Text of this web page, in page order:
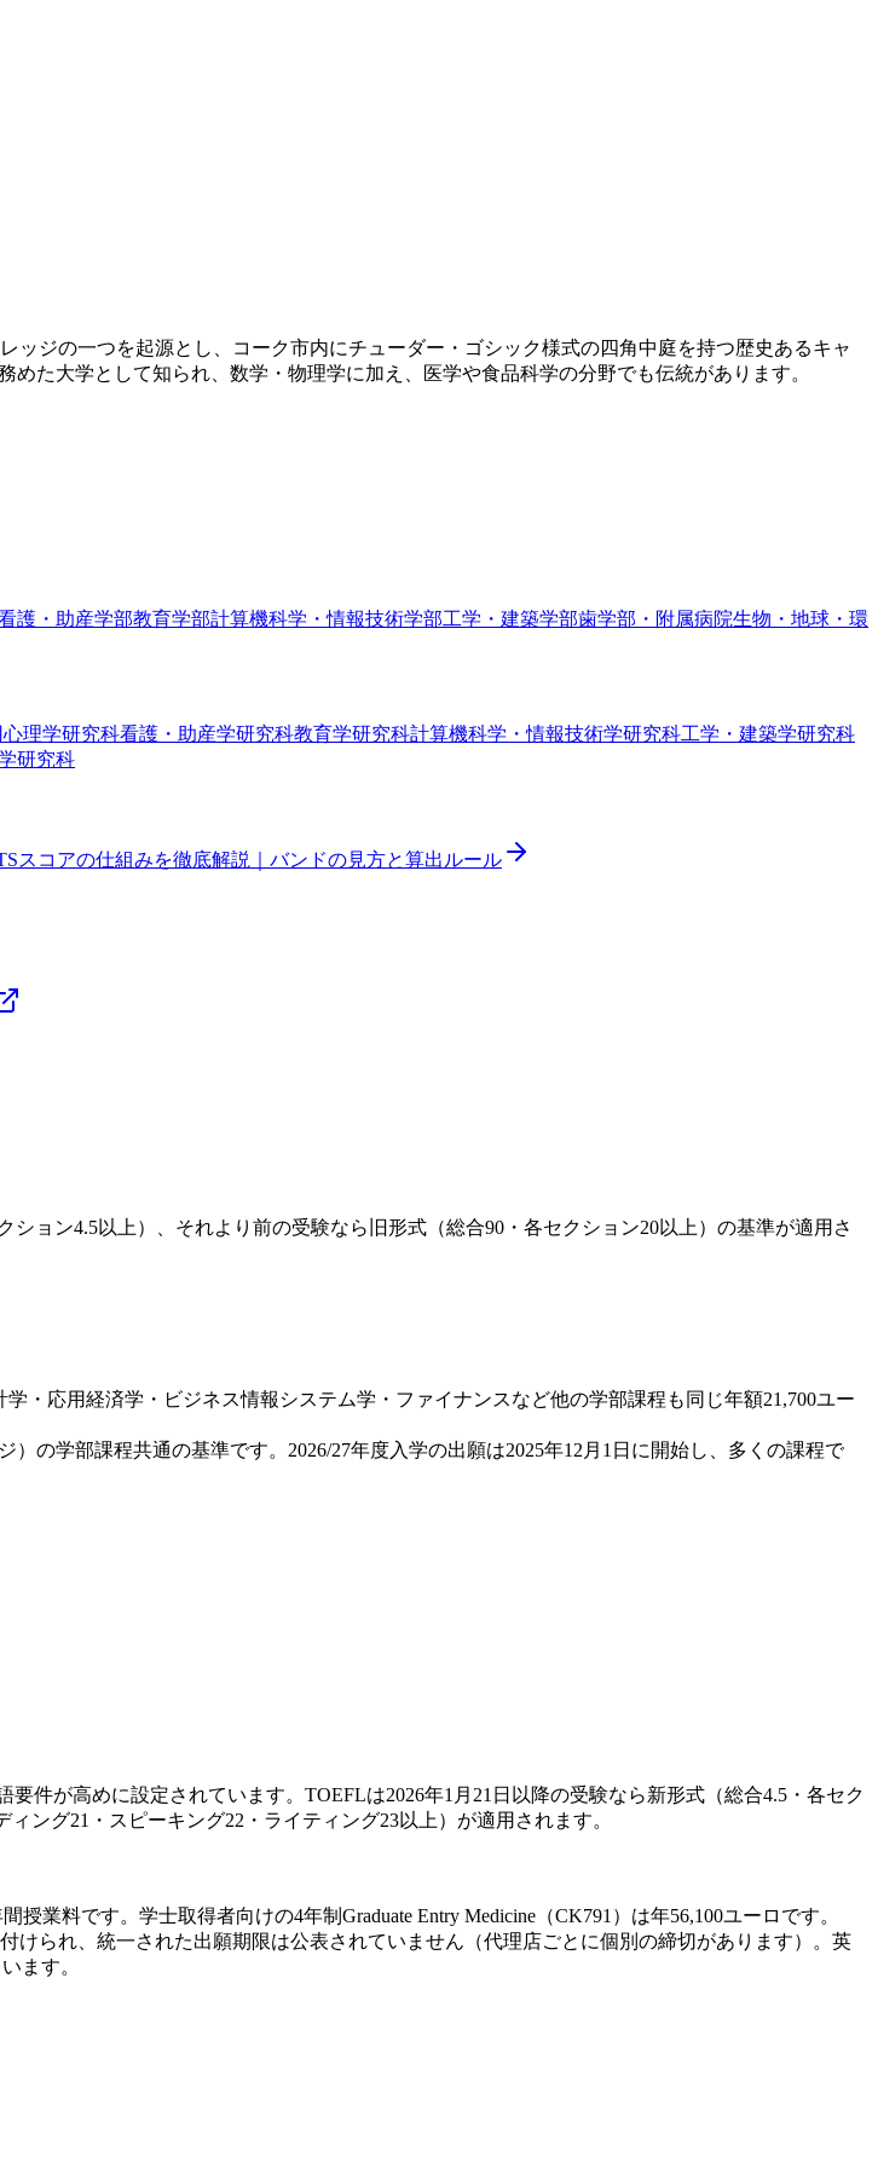
ジの一つを起源とし、コーク市内にチューダー・ゴシック様式の四角中庭を持つ歴史あるキャ
た大学として知られ、数学・物理学に加え、医学や食品科学の分野でも伝統があります。
護・助産学部教育学部計算機科学・情報技術学部工学・建築学部歯学部・附属病院生物・地球・環
心理学研究科看護・助産学研究科教育学研究科計算機科学・情報技術学研究科工学・建築学研究科
研究科
スコアの仕組みを徹底解説｜バンドの見方と算出ルール
ョン4.5以上）、それより前の受験なら旧形式（総合90・各セクション20以上）の基準が適用さ
・応用経済学・ビジネス情報システム学・ファイナンスなど他の学部課程も同じ年額21,700ユー
の学部課程共通の基準です。2026/27年度入学の出願は2025年12月1日に開始し、多くの課程で
件が高めに設定されています。TOEFLは2026年1月21日以降の受験なら新形式（総合4.5・各セク
ング21・スピーキング22・ライティング23以上）が適用されます。
業料です。学士取得者向けの4年制Graduate Entry Medicine（CK791）は年56,100ユーロです。
けられ、統一された出願期限は公表されていません（代理店ごとに個別の締切があります）。英
ます。